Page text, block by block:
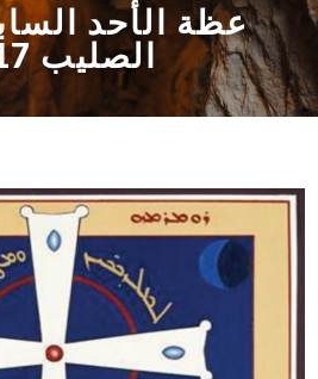
عظة الأحد
الصليب 2017